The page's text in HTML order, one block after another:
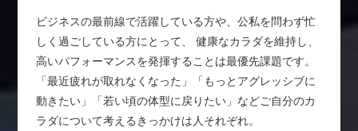
ビジネスの最前線で活躍している方や、公私を問わず忙
しく過ごしている方にとって、
健康なカラダを維持し、
高いパフォーマンスを発揮することは最優先課題です。
「最近疲れが取れなくなった」「もっとアグレッシブに
動きたい」「若い頃の体型に戻りたい」などご自分のカ
ラダについて考えるきっかけは人それぞれ。